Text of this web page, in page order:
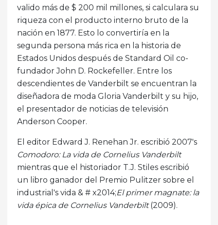
valido más de $ 200 mil millones, si calculara su
riqueza con el producto interno bruto de la
nación en 1877. Esto lo convertiría en la
segunda persona más rica en la historia de
Estados Unidos después de Standard Oil co-
fundador John D. Rockefeller. Entre los
descendientes de Vanderbilt se encuentran la
diseñadora de moda Gloria Vanderbilt y su hijo,
el presentador de noticias de televisión
Anderson Cooper.
El editor Edward J. Renehan Jr. escribió 2007's
Comodoro: La vida de Cornelius Vanderbilt
mientras que el historiador T.J. Stiles escribió
un libro ganador del Premio Pulitzer sobre el
industrial's vida & # x2014;El primer magnate: la
vida épica de Cornelius Vanderbilt(2009).